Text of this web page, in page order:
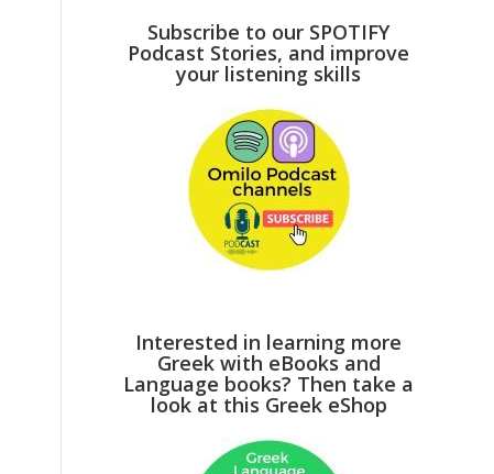
Subscribe to our SPOTIFY
Podcast Stories, and improve
your listening skills
Interested in learning more
Greek with eBooks and
Language books? Then take a
look at this Greek eShop